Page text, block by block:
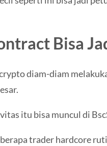
Bisa
diam-diam
itu bisa muncul di
trader hardcore